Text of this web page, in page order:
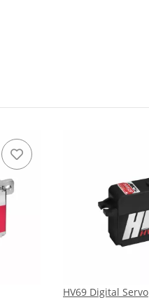
HV69 Digital Servo